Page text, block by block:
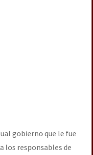
gobierno que le fue
los responsables de